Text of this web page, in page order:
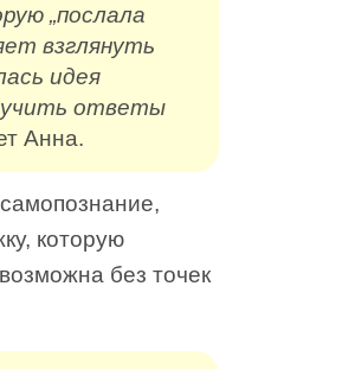
„послала
взглянуть
идея
ответы
Анна.
которую
без точек